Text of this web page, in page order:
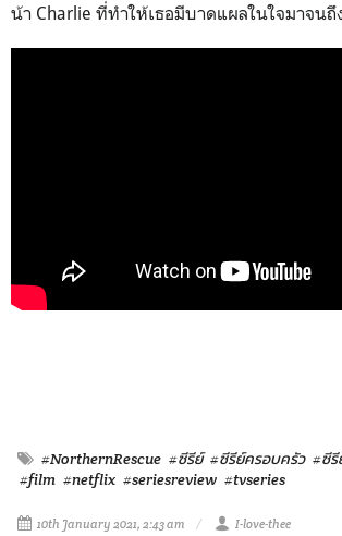
น้า Charlie ที่ทำให้เธอมีบาดแผลในใจมาจน
#NorthernRescue #ซีรีย์ #ซีรีย์ครอบครัว #ซีรี
#film #netflix #seriesreview #tvseries
10th January 2021, 2:43 am I-love-thee